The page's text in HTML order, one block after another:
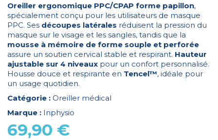
Oreiller ergonomique PPC/CPAP forme papillon,
spécialement conçu pour les utilisateurs de masque
PPC. Ses découpes latérales réduisent la pression du
masque sur le visage et les sangles, tandis que la
mousse à mémoire de forme souple et perforée
assure un soutien cervical stable et respirant. Hauteur
ajustable sur 4 niveaux pour un confort personnalisé.
Housse douce et respirante en Tencel™, idéale pour
un usage quotidien.
Catégorie : Oreiller médical
Marque : Inphysio
69,90 €